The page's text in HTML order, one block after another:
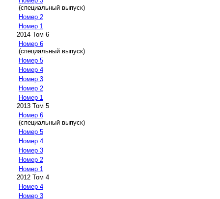
(специальный выпуск)
Номер 2
Номер 1
2014 Том 6
Номер 6
(специальный выпуск)
Номер 5
Номер 4
Номер 3
Номер 2
Номер 1
2013 Том 5
Номер 6
(специальный выпуск)
Номер 5
Номер 4
Номер 3
Номер 2
Номер 1
2012 Том 4
Номер 4
Номер 3